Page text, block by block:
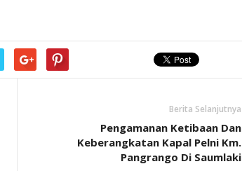
Berita Selanjutnya
Pengamanan Ketibaan Dan
Keberangkatan Kapal Pelni Km.
Pangrango Di Saumlaki